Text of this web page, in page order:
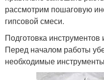
рассмотрим пошаговую
гипсовой смеси.
Подготовка
Перед началом работы
необходимые